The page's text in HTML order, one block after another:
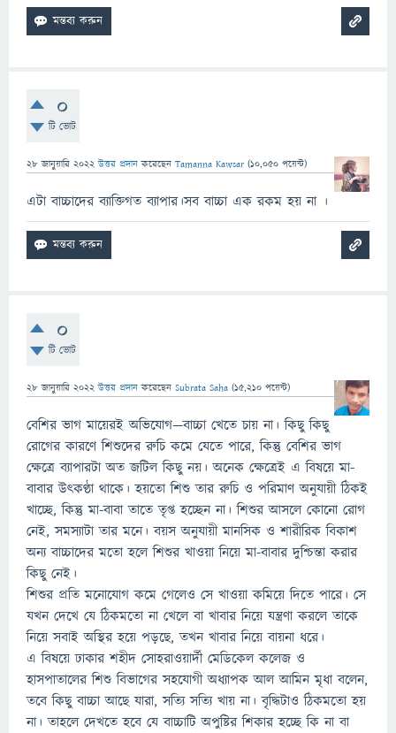
0
টি ভোট
28 জানুয়ারি 2022 উত্তর প্রদান করেছেন Tamanna Kawsar (10,050 পয়েন্ট)
এটা বাচ্চাদের ব্যাক্তিগত ব্যাপার।সব বাচ্চা এক রকম হয় না ।
0
টি ভোট
28 জানুয়ারি 2022 উত্তর প্রদান করেছেন Subrata Saha (15,210 পয়েন্ট)
বেশির ভাগ মায়েরই অভিযোগ—বাচ্চা খেতে চায় না। কিছু কিছু
রোগের কারণে শিশুদের রুচি কমে যেতে পারে, কিন্তু বেশির ভাগ
ক্ষেত্রে ব্যাপারটা অত জটিল কিছু নয়। অনেক ক্ষেত্রেই এ বিষয়ে মা-
বাবার উৎকণ্ঠা থাকে। হয়তো শিশু তার রুচি ও পরিমাণ অনুযায়ী ঠিকই
খাচ্ছে, কিন্তু মা-বাবা তাতে তৃপ্ত হচ্ছেন না। শিশুর আসলে কোনো রোগ
নেই, সমস্যাটা তার মনে। বয়স অনুযায়ী মানসিক ও শারীরিক বিকাশ
অন্য বাচ্চাদের মতো হলে শিশুর খাওয়া নিয়ে মা-বাবার দুশ্চিন্তা করার
কিছু নেই।
শিশুর প্রতি মনোযোগ কমে গেলেও সে খাওয়া কমিয়ে দিতে পারে। সে
যখন দেখে যে ঠিকমতো না খেলে বা খাবার নিয়ে যন্ত্রণা করলে তাকে
নিয়ে সবাই অস্থির হয়ে পড়ছে, তখন খাবার নিয়ে বায়না ধরে।
এ বিষয়ে ঢাকার শহীদ সোহরাওয়ার্দী মেডিকেল কলেজ ও
হাসপাতালের শিশু বিভাগের সহযোগী অধ্যাপক আল আমিন মৃধা বলেন,
তবে কিছু বাচ্চা আছে যারা, সত্যি সত্যি খায় না। বৃদ্ধিটাও ঠিকমতো হয়
না। তাহলে দেখতে হবে যে বাচ্চাটি অপুষ্টির শিকার হচ্ছে কি না বা